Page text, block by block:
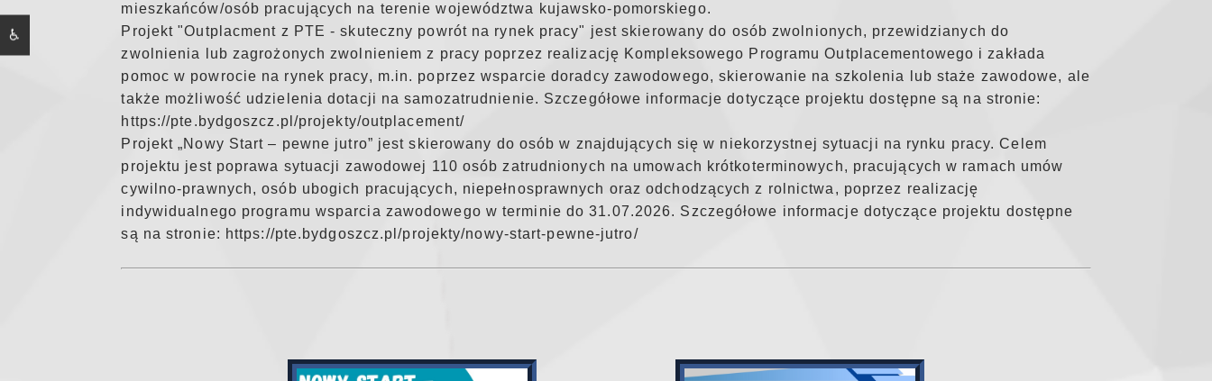
♿
mieszkańców/osób pracujących na terenie województwa kujawsko-pomorskiego.
Projekt "Outplacment z PTE - skuteczny powrót na rynek pracy" jest skierowany do osób zwolnionych, przewidzianych do
zwolnienia lub zagrożonych zwolnieniem z pracy poprzez realizację Kompleksowego Programu Outplacementowego i zakłada
pomoc w powrocie na rynek pracy, m.in. poprzez wsparcie doradcy zawodowego, skierowanie na szkolenia lub staże zawodowe, ale
także możliwość udzielenia dotacji na samozatrudnienie. Szczegółowe informacje dotyczące projektu dostępne są na stronie:
https://pte.bydgoszcz.pl/projekty/outplacement/
Projekt „Nowy Start – pewne jutro” jest skierowany do osób w znajdujących się w niekorzystnej sytuacji na rynku pracy. Celem
projektu jest poprawa sytuacji zawodowej 110 osób zatrudnionych na umowach krótkoterminowych, pracujących w ramach umów
cywilno-prawnych, osób ubogich pracujących, niepełnosprawnych oraz odchodzących z rolnictwa, poprzez realizację
indywidualnego programu wsparcia zawodowego w terminie do 31.07.2026. Szczegółowe informacje dotyczące projektu dostępne
są na stronie: https://pte.bydgoszcz.pl/projekty/nowy-start-pewne-jutro/